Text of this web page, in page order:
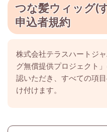
つな髪ウィッグ(
申込者規約
株式会社テラスハートジ
グ無償提供プロジェクト
認いただき、すべての項
け付けます。